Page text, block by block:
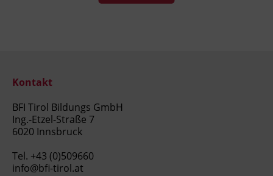
Kontakt
BFI Tirol Bildungs GmbH
Ing.-Etzel-Straße 7
6020 Innsbruck
Tel. +43 (0)509660
info@bfi-tirol.at